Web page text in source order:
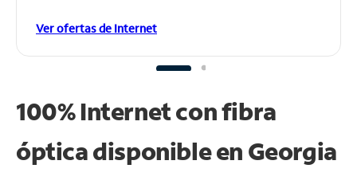
Ver ofertas de Internet
100% Internet con fibra
óptica disponible en Georgia